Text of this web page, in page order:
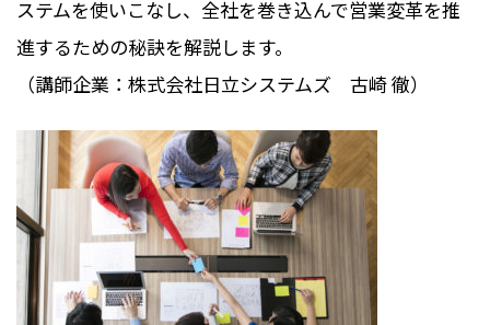
ステムを使いこなし、全社を巻き込んで営業変革を推
進するための秘訣を解説します。
（講師企業：株式会社日立システムズ 古崎 徹）